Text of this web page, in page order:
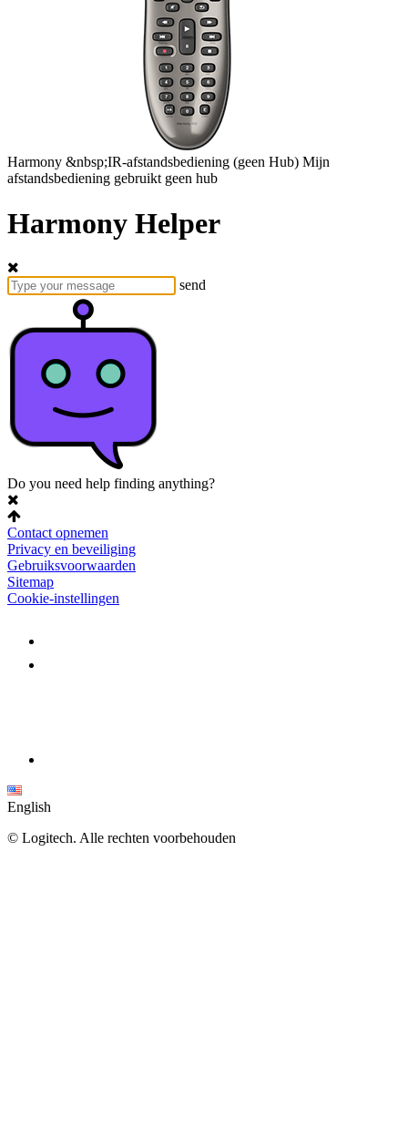
Harmony &nbsp;IR-afstandsbediening (geen Hub) Mijn
afstandsbediening gebruikt geen hub
Harmony Helper
send
Do you need help finding anything?
Contact opnemen
Privacy en beveiliging
Gebruiksvoorwaarden
Sitemap
Cookie-instellingen
English
© Logitech. Alle rechten voorbehouden